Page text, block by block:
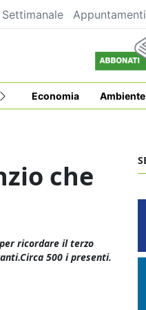
Settimanale Appuntamenti
Economia Ambiente
che
ricordare il terzo
500 i presenti.